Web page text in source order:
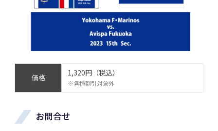
価格 1,320円（税込）
※各種割引対象外
お問合せ